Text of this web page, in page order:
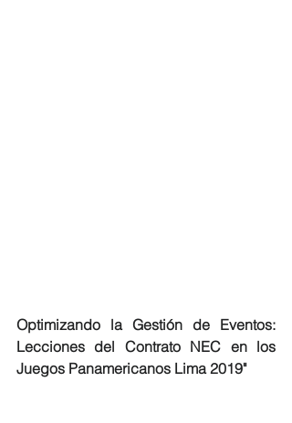
Optimizando la Gestión de Eventos:
Lecciones del Contrato NEC en los
Juegos Panamericanos Lima 2019"